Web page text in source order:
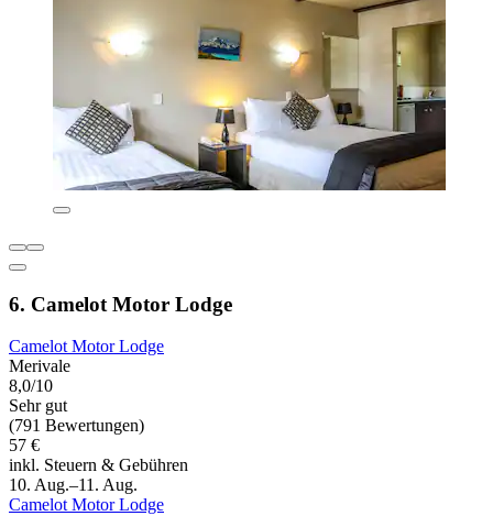
6. Camelot Motor Lodge
Camelot Motor Lodge
Merivale
8,0/10
Sehr gut
(791 Bewertungen)
57 €
inkl. Steuern & Gebühren
10. Aug.–11. Aug.
Camelot Motor Lodge